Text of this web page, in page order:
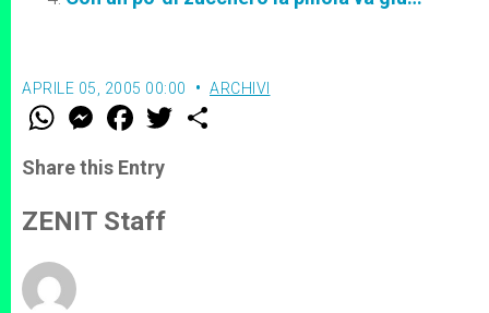
APRILE 05, 2005 00:00 ARCHIVI
W
t
s
p
p
M
e
s
e
g
e
F
a
e
b
o
k
w
Share this Entry
ZENIT Staff